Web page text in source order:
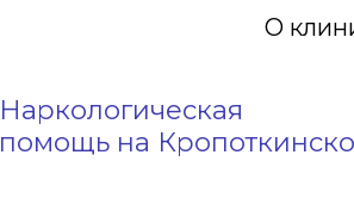
О
Наркологическая
помощь на